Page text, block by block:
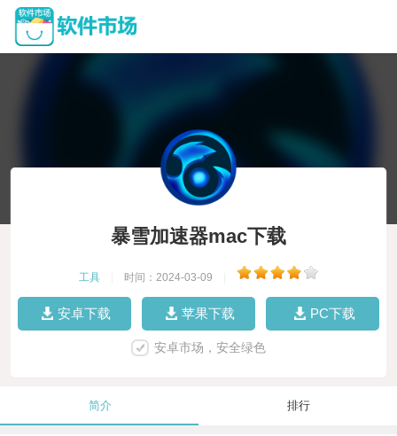
暴雪加速器mac下载
工具 时间：2024-03-09
安卓下载 苹果下载 PC下载
安卓市场，安全绿色
简介 排行